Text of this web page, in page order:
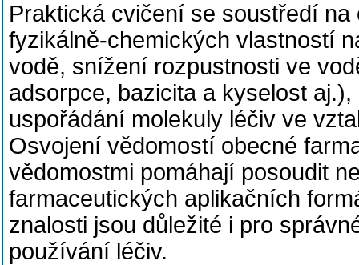
Praktická cvičení se soustředí
fyzikálně-chemických vlastností
vodě, snížení rozpustnosti ve
adsorpce, bazicita a kyselost
uspořádání molekuly léčiv ve
Osvojení vědomostí obecné
vědomostmi pomáhají posoudit
farmaceutických aplikačních
znalosti jsou důležité i pro
používání léčiv.